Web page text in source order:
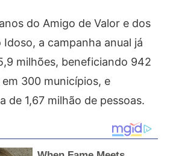
do Amigo de Valor e dos
Idoso, a campanha anual já
milhões, beneficiando 942
300 municípios, e
de 1,67 milhão de pessoas.